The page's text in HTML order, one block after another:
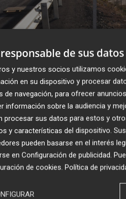
de cerca de 165
de Castellón
de la
euros
de sus datos
y nuestros socios utilizamos
en su dispositivo y procesar
de navegación, para ofrecer
información sobre la audiencia y
procesar sus datos para estos y
y características del dispositivo.
pueden basarse en el interés
en Configuración de publicidad.
de cookies. Política de